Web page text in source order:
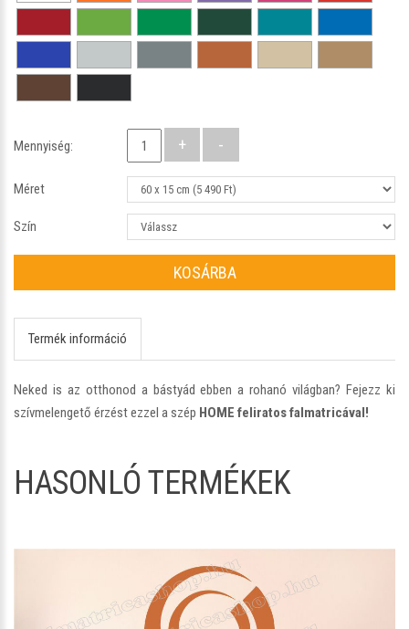
Mennyiség:
Méret
Szín
KOSÁRBA
Termék információ
Neked is az otthonod a bástyád ebben a rohanó világban? Fejezz ki
szívmelengető érzést ezzel a szép HOME feliratos falmatricával!
HASONLÓ TERMÉKEK